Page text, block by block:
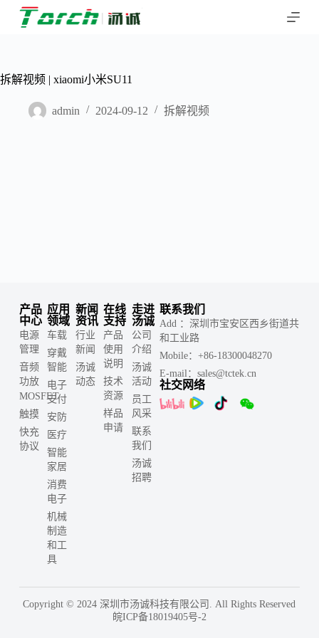
跳
拆解视频 | xiaomi小米SU11
admin 2024-09-12 拆解视频
产品
中心
电源
管理
音频
功放
MOSFET
触摸
快充
协议
应用
领域
车载
穿戴
智能
电子
支付
安防
医疗
智能
家居
消费
电子
机械
制造
和工
具
新闻
资讯
行业
新闻
汤诚
动态
在线
支持
产品
使用
说明
技术
资源
样品
申请
走进
汤诚
公司
介绍
汤诚
活动
员工
风采
联系
我们
汤诚
招聘
联系我们
Add ：深圳市宝安区西乡街道共
和工业路
Mobile：+86-18300048270
E-mail：sales@tctek.cn
社交网络
Copyright © 2024 深圳市汤诚科技有限公司. All Rights Reserved
皖ICP备18019405号-2